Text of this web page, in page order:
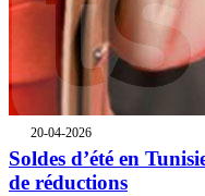
20-04-2026
Soldes d’été en
de réductions